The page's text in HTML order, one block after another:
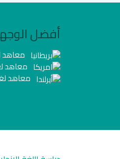
أفضل
معاهد
معاهد
معاهد